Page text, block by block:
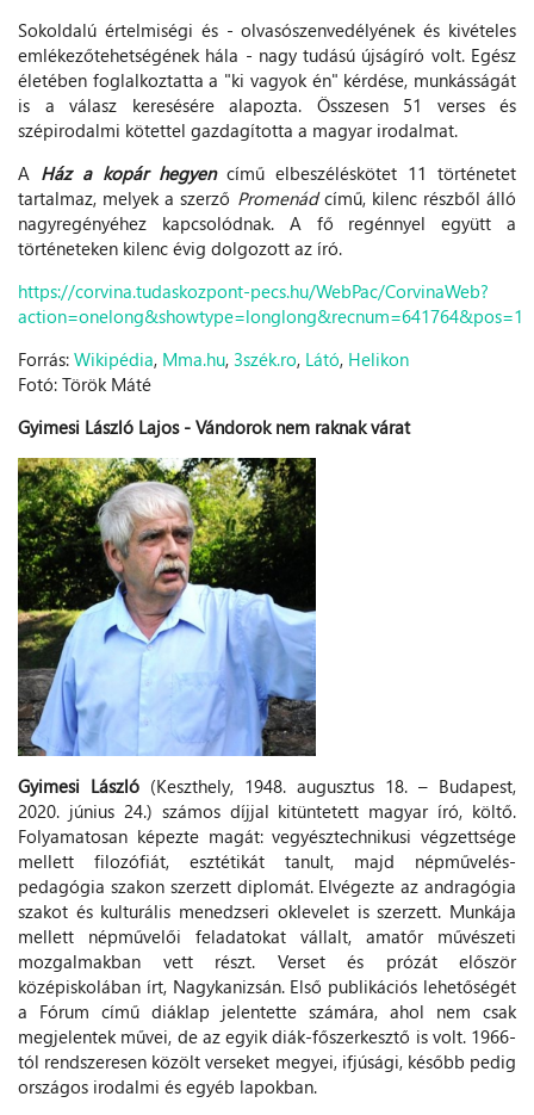
Sokoldalú értelmiségi és - olvasószenvedélyének és kivételes
emlékezőtehetségének hála - nagy tudású újságíró volt. Egész
életében foglalkoztatta a "ki vagyok én" kérdése, munkásságát
is a válasz keresésére alapozta. Összesen 51 verses és
szépirodalmi kötettel gazdagította a magyar irodalmat.
A Ház a kopár hegyencímű elbeszéléskötet 11 történetet
tartalmaz, melyek a szerző Promenádcímű, kilenc részből álló
nagyregényéhez kapcsolódnak. A fő regénnyel együtt a
történeteken kilenc évig dolgozott az író.
https://corvina.tudaskozpont-pecs.hu/WebPac/CorvinaWeb?
action=onelong&showtype=longlong&recnum=641764&pos=1
Forrás: Wikipédia, Mma.hu, 3szék.ro, Látó, Helikon
Fotó: Török Máté
Gyimesi László Lajos - Vándorok nem raknak várat
Gyimesi László (Keszthely, 1948. augusztus 18. – Budapest,
2020. június 24.) számos díjjal kitüntetett magyar író, költő.
Folyamatosan képezte magát: vegyésztechnikusi végzettsége
mellett filozófiát, esztétikát tanult, majd népművelés-
pedagógia szakon szerzett diplomát. Elvégezte az andragógia
szakot és kulturális menedzseri oklevelet is szerzett. Munkája
mellett népművelői feladatokat vállalt, amatőr művészeti
mozgalmakban vett részt. Verset és prózát először
középiskolában írt, Nagykanizsán. Első publikációs lehetőségét
a Fórum című diáklap jelentette számára, ahol nem csak
megjelentek művei, de az egyik diák-főszerkesztő is volt. 1966-
tól rendszeresen közölt verseket megyei, ifjúsági, később pedig
országos irodalmi és egyéb lapokban.